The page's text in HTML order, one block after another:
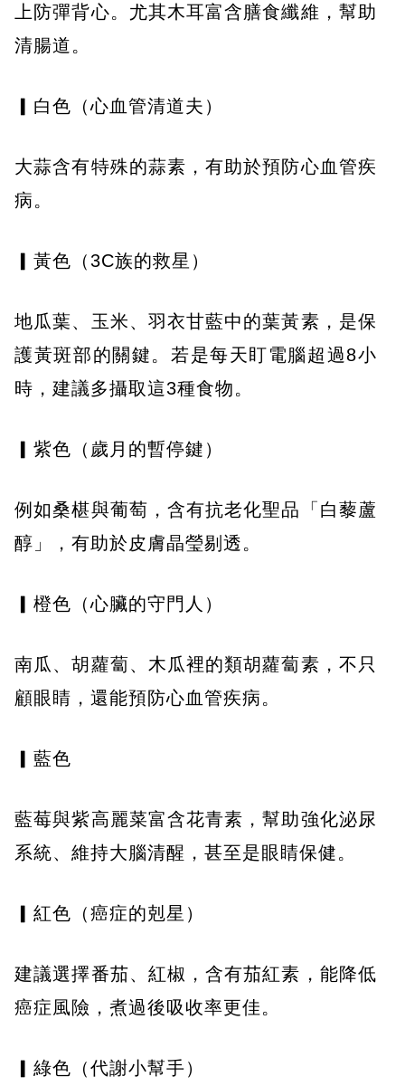
上防彈背心。尤其木耳富含膳食纖維，幫助
清腸道。
▎白色（心血管清道夫）
大蒜含有特殊的蒜素，有助於預防心血管疾
病。
▎黃色（3C族的救星）
地瓜葉、玉米、羽衣甘藍中的葉黃素，是保
護黃斑部的關鍵。若是每天盯電腦超過8小
時，建議多攝取這3種食物。
▎紫色（歲月的暫停鍵）
例如桑椹與葡萄，含有抗老化聖品「白藜蘆
醇」，有助於皮膚晶瑩剔透。
▎橙色（心臟的守門人）
南瓜、胡蘿蔔、木瓜裡的類胡蘿蔔素，不只
顧眼睛，還能預防心血管疾病。
▎藍色
藍莓與紫高麗菜富含花青素，幫助強化泌尿
系統、維持大腦清醒，甚至是眼睛保健。
▎紅色（癌症的剋星）
建議選擇番茄、紅椒，含有茄紅素，能降低
癌症風險，煮過後吸收率更佳。
▎綠色（代謝小幫手）